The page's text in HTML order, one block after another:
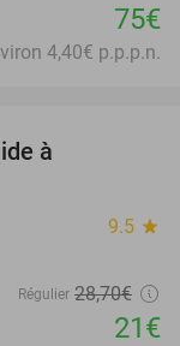
75€
4,40€ p.p.p.n.
à
9.5 star
Régulier 28,70€
21€